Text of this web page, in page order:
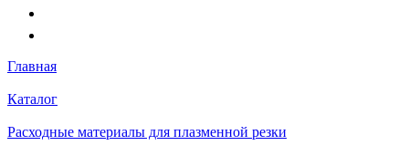
Главная
Каталог
Расходные материалы для плазменной резки